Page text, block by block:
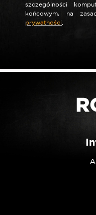
E-mail*
szczególności
końcowym, na
prywatności.